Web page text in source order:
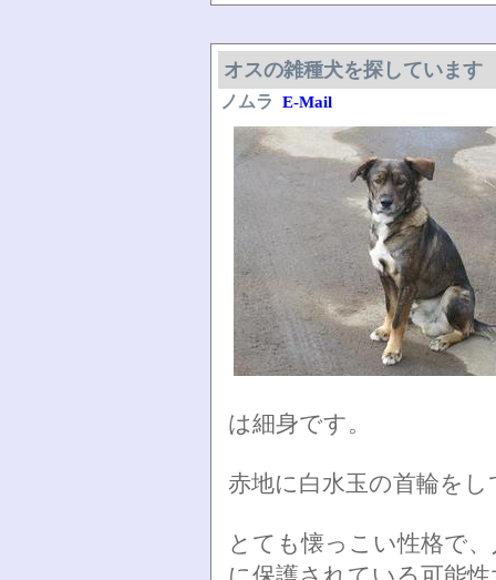
オスの雑種犬を探しています
ノムラ E-Mail
は細身です。
赤地に白水玉の首輪を
とても懐っこい性格で